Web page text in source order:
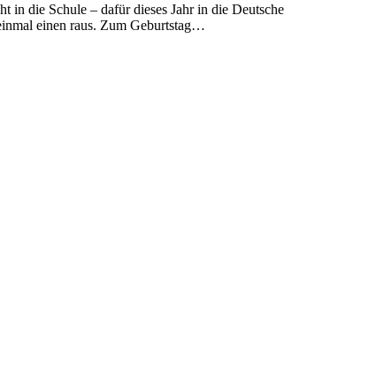
die Schule – dafür dieses Jahr in die Deutsche
einen raus. Zum Geburtstag…